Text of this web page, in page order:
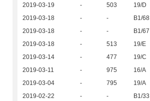
2019-03-19
- 503 19/D
2019-03-18
- - B1/68
2019-03-18
- - B1/67
2019-03-18
- 513 19/E
2019-03-14
- 477 19/C
2019-03-11
- 975 16/A
2019-03-04
- 795 19/A
2019-02-22
- - B1/33